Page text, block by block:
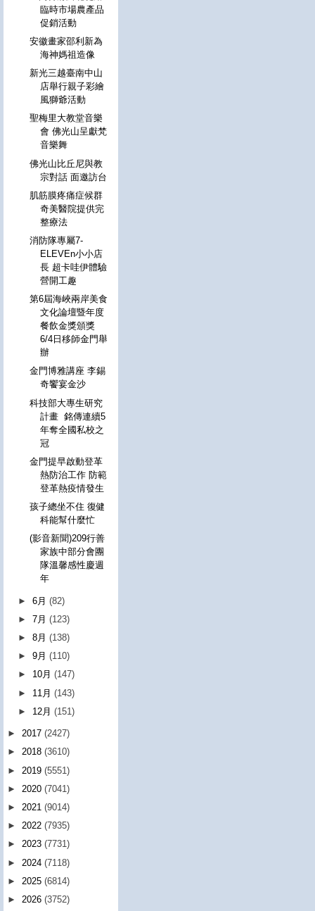
臨時市場農產品
促銷活動
安徽畫家邵利新為
海神媽祖造像
新光三越臺南中山
店舉行親子彩繪
風獅爺活動
聖梅里大教堂音樂
會 佛光山呈獻梵
音樂舞
佛光山比丘尼與教
宗對話 面邀訪台
肌筋膜疼痛症候群
奇美醫院提供完
整療法
消防隊專屬7-
ELEVEn小小店
長 超卡哇伊體驗
營開工趣
第6屆海峽兩岸美食
文化論壇暨年度
餐飲金獎頒獎
6/4日移師金門舉
辦
金門博雅講座 李錫
奇饗宴金沙
科技部大專生研究
計畫 銘傳連續5
年奪全國私校之
冠
金門提早啟動登革
熱防治工作 防範
登革熱疫情發生
孩子總坐不住 復健
科能幫什麼忙
(影音新聞)209行善
家族中部分會團
隊溫馨感性慶週
年
►6月(82)
►7月(123)
►8月(138)
►9月(110)
► 10月(147)
► 11月(143)
► 12月(151)
► 2017 (2427)
► 2018 (3610)
► 2019 (5551)
► 2020 (7041)
► 2021 (9014)
► 2022 (7935)
► 2023 (7731)
► 2024 (7118)
► 2025 (6814)
► 2026 (3752)